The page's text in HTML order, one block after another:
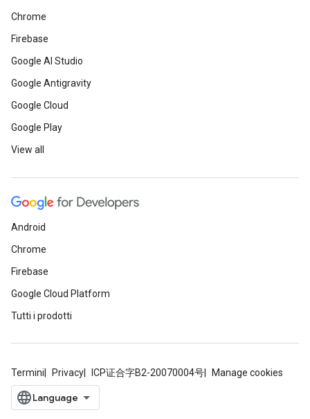
Chrome
Firebase
Google AI Studio
Google Antigravity
Google Cloud
Google Play
View all
Android
Chrome
Firebase
Google Cloud Platform
Tutti i prodotti
Termini Privacy ICP证合字B2-20070004号 Manage cookies